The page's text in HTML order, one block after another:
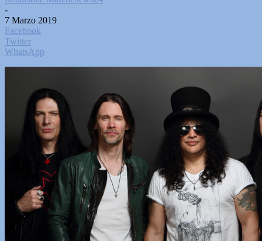
-
7 Marzo 2019
Facebook
Twitter
WhatsApp